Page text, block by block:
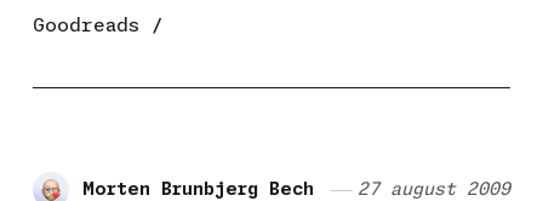
Goodreads /
Morten Brunbjerg Bech 27 august 2009